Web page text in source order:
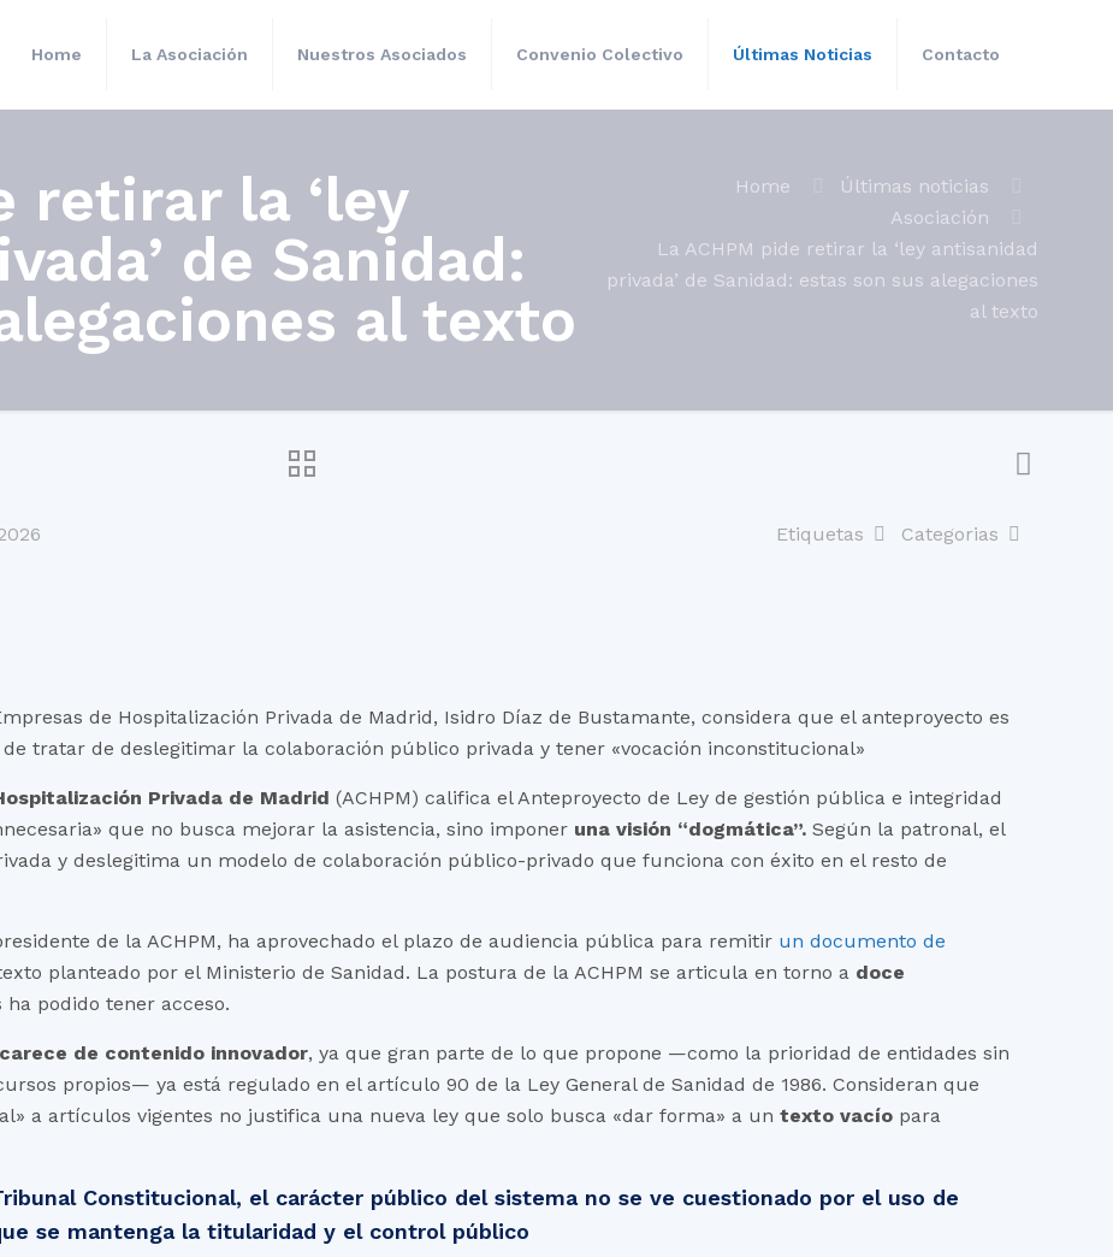
Home La Asociación Nuestros Asociados Convenio Colectivo Últimas Noticias Contacto
retirar la ‘ley
de Sanidad:
al texto
Home
Últimas noticias
Asociación
La ACHPM pide retirar la ‘ley antisanidad
privada’ de Sanidad: estas son sus alegaciones
al texto
Categorias
Etiquetas
de Hospitalización Privada de Madrid, Isidro Díaz de Bustamante, considera que el anteproyecto es
tratar de deslegitimar la colaboración público privada y tener «vocación inconstitucional»
Privada de Madrid (ACHPM) califica el Anteproyecto de Ley de gestión pública e integridad
que no busca mejorar la asistencia, sino imponer una visión “dogmática”. Según la patronal, el
y deslegitima un modelo de colaboración público-privado que funciona con éxito en el resto de
de la ACHPM, ha aprovechado el plazo de audiencia pública para remitir un documento de
planteado por el Ministerio de Sanidad. La postura de la ACHPM se articula en torno a doce
podido tener acceso.
carece de contenido innovador, ya que gran parte de lo que propone —como la prioridad de entidades sin
propios— ya está regulado en el artículo 90 de la Ley General de Sanidad de 1986. Consideran que
a artículos vigentes no justifica una nueva ley que solo busca «dar forma» a untexto vacío para
Constitucional, el carácter público del sistema no se ve cuestionado por el uso de
se mantenga la titularidad y el control público